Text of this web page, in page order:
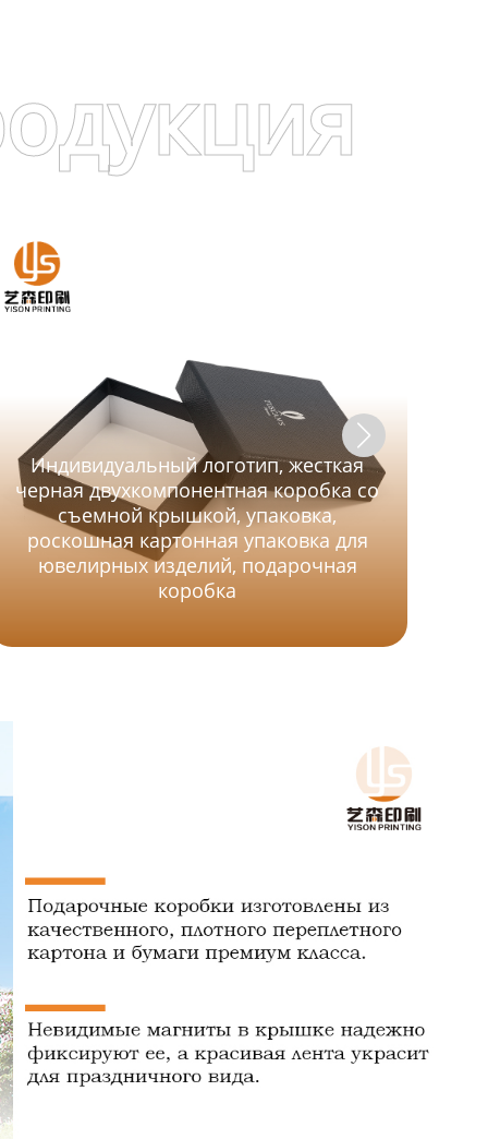
Индивидуальный логотип, жесткая
черная двухкомпонентная коробка со
съемной крышкой, упаковка,
роскошная картонная упаковка для
ювелирных изделий, подарочная
коробка